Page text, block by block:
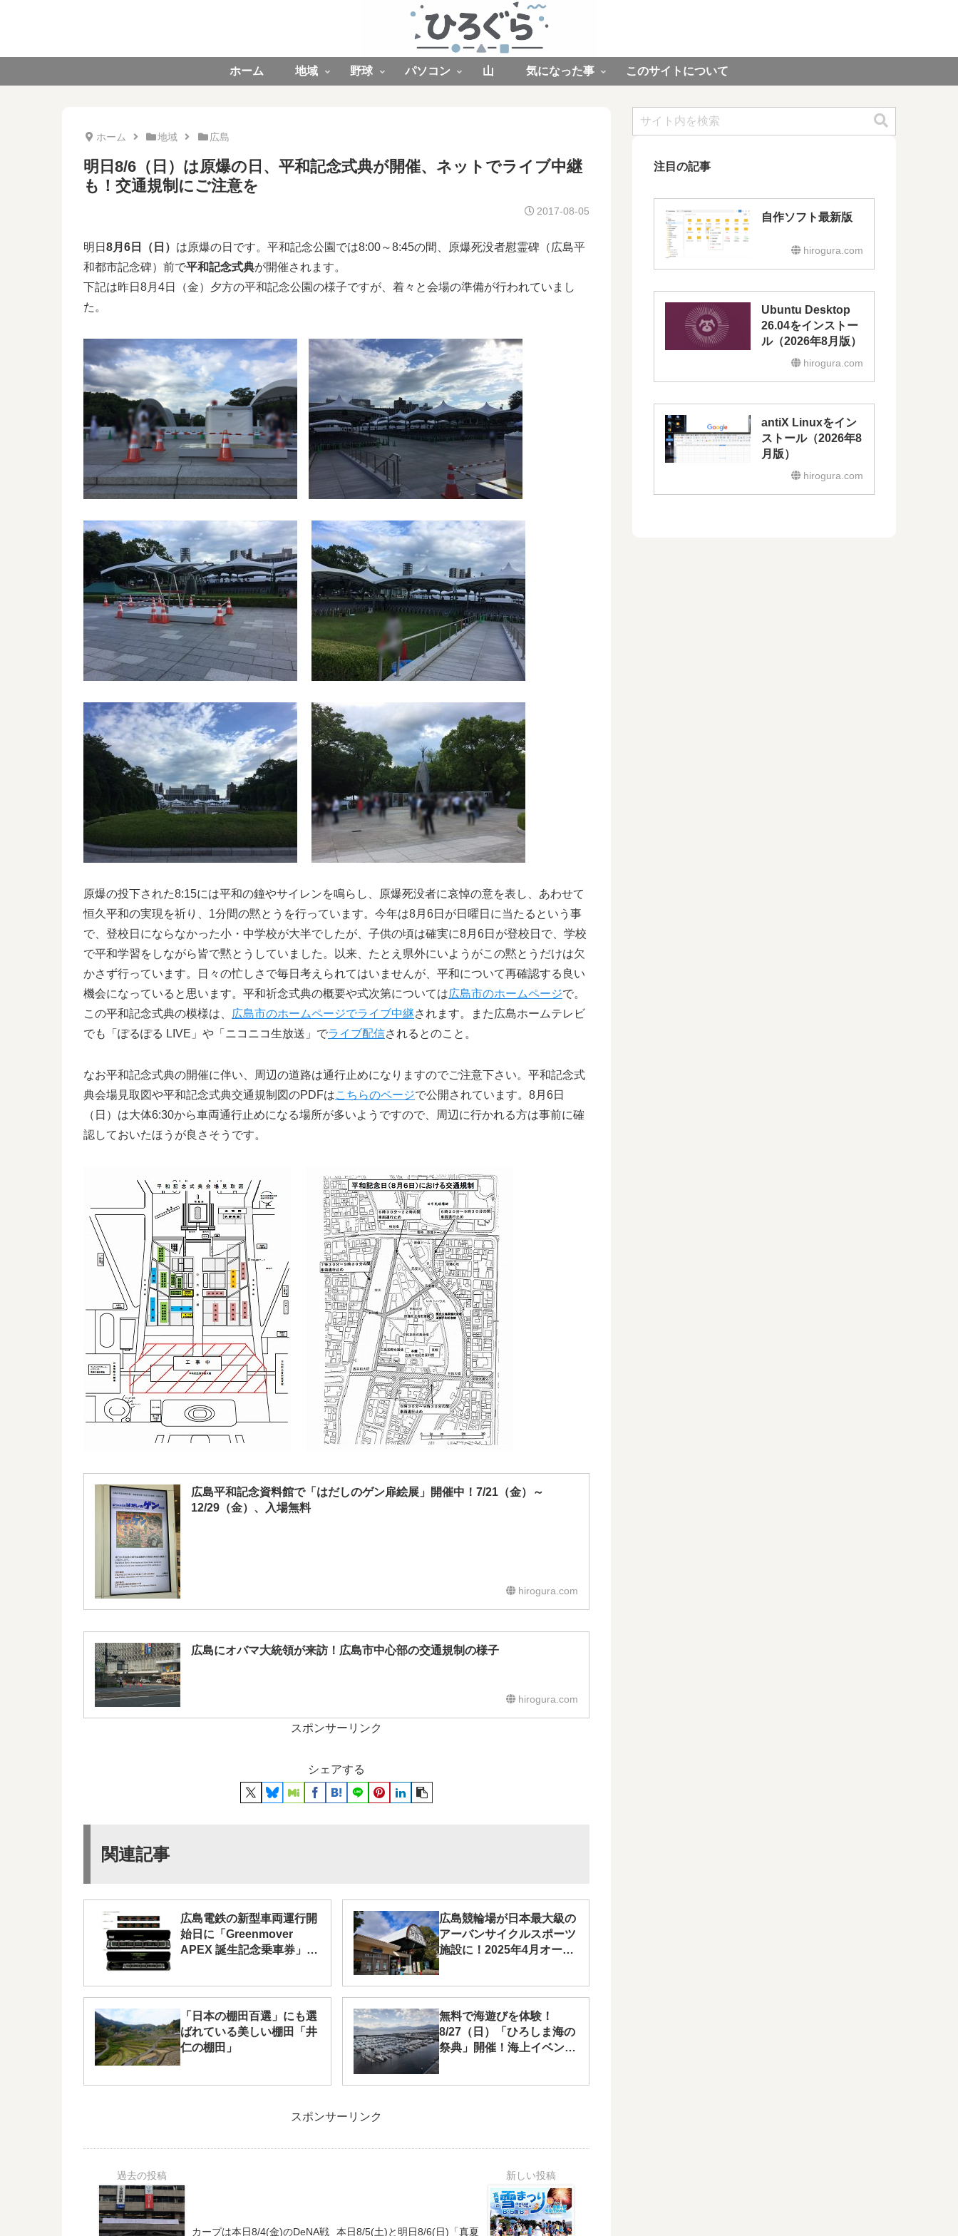
ホーム 地域 野球 パソコン 山 気になった事 このサイトについて
ホーム 地域 広島
明日8/6（日）は原爆の日、平和記念式典が開催、ネットでライブ中継
も！交通規制にご注意を
2017-08-05
明日 8月6日（日） は原爆の日です。平和記念公園では8:00～8:45の間、原爆死没者慰霊碑（広島平
和都市記念碑）前で平和記念式典が開催されます。
下記は昨日8月4日（金）夕方の平和記念公園の様子ですが、着々と会場の準備が行われていまし
た。
原爆の投下された8:15には平和の鐘やサイレンを鳴らし、原爆死没者に哀悼の意を表し、あわせて
恒久平和の実現を祈り、1分間の黙とうを行っています。今年は8月6日が日曜日に当たるという事
で、登校日にならなかった小・中学校が大半でしたが、子供の頃は確実に8月6日が登校日で、学校
で平和学習をしながら皆で黙とうしていました。以来、たとえ県外にいようがこの黙とうだけは欠
かさず行っています。日々の忙しさで毎日考えられてはいませんが、平和について再確認する良い
機会になっていると思います。平和祈念式典の概要や式次第については広島市のホームページで。
この平和記念式典の模様は、
広島市のホームページでライブ中継されます。また広島ホームテレビ
でも「ぽるぽる LIVE」や「ニコニコ生放送」でライブ配信されるとのこと。
なお平和記念式典の開催に伴い、周辺の道路は通行止めになりますのでご注意下さい。平和記念式
典会場見取図や平和記念式典交通規制図のPDFはこちらのページで公開されています。8月6日
（日）は大体6:30から車両通行止めになる場所が多いようですので、周辺に行かれる方は事前に確
認しておいたほうが良さそうです。
広島平和記念資料館で「はだしのゲン扉絵展」開催中！7/21（金）～
12/29（金）、入場無料
hirogura.com
広島にオバマ大統領が来訪！広島市中心部の交通規制の様子
hirogura.com
スポンサーリンク
シェアする
関連記事
広島電鉄の新型車両運行開
始日に「Greenmover
APEX 誕生記念乗車券」を
広島競輪場が日本最大級の
アーバンサイクルスポーツ
施設に！2025年4月オープ
ン予定
「日本の棚田百選」にも選
ばれている美しい棚田「井
仁の棚田」
無料で海遊びを体験！
8/27（日）「ひろしま海の
祭典」開催！海上イベント
申込締切は7/31（月）
スポンサーリンク
カープは本日8/4(金)のDeNA戦 本日8/5(土)と明日8/6(日)「真夏
注目の記事
自作ソフト最新版
hirogura.com
Ubuntu Desktop
26.04をインストー
ル（2026年8月版）
hirogura.com
antiX Linuxをイン
ストール（2026年8
月版）
hirogura.com